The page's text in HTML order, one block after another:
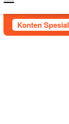
Mobile
Konten Spesial